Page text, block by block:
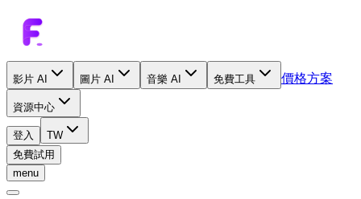
影片 AI 圖片 AI 音樂 AI 免費工具 價格方案
資源中心
登入
TW
免費試用
menu